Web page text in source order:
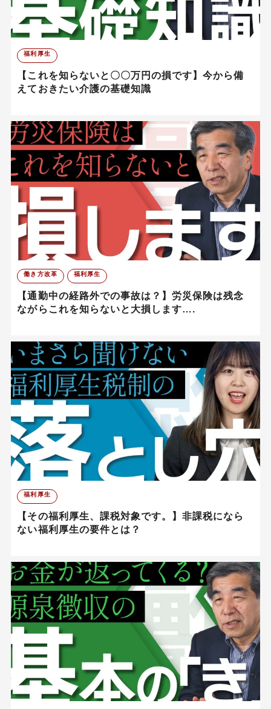
福利厚生
【これを知らないと〇〇万円の損です】今から備
えておきたい介護の基礎知識
働き方改革 福利厚生
【通勤中の経路外での事故は？】労災保険は残念
ながらこれを知らないと大損します….
福利厚生
【その福利厚生、課税対象です。】非課税になら
ない福利厚生の要件とは？